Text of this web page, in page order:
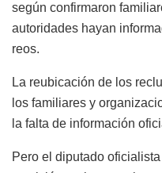
según confirmaron
autoridades hayan
reos.
La reubicación de los
los familiares y
la falta de información
Pero el diputado